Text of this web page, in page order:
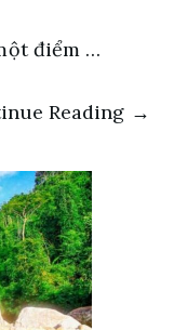
điểm …
Reading →